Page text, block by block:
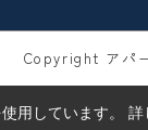
Copyright アパ
用しています。 詳